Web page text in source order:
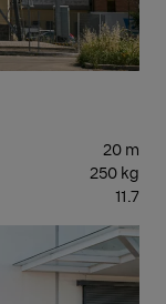
20 m
250 kg
11.7